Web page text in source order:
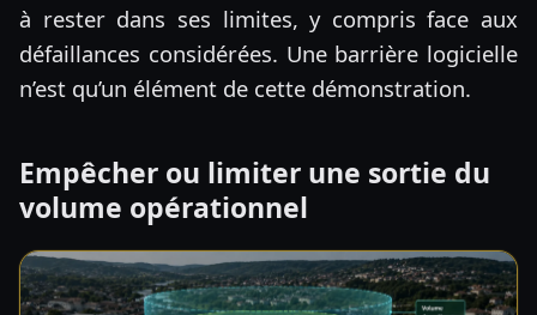
à rester dans ses limites, y compris face aux
défaillances considérées. Une barrière logicielle
n’est qu’un élément de cette démonstration.
Empêcher ou limiter une sortie du
volume opérationnel